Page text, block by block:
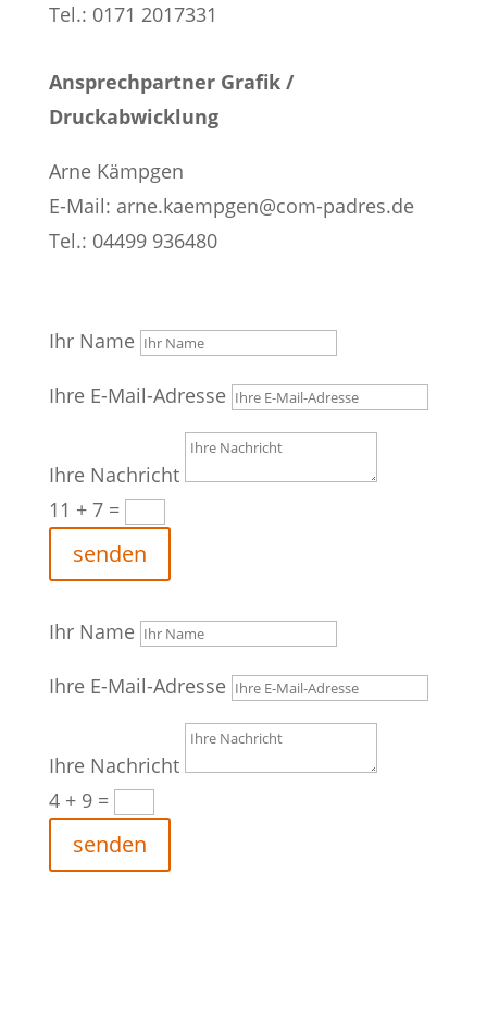
Tel.: ‭0171 2017331‬
Ansprechpartner Grafik /
Druckabwicklung
Arne Kämpgen
E-Mail: arne.kaempgen@com-padres.de
Tel.: ‭04499 936480‬‬
Ihr Name
Ihre E-Mail-Adresse
Ihre Nachricht
11 + 7=
senden
Ihr Name
Ihre E-Mail-Adresse
Ihre Nachricht
4 + 9=
senden